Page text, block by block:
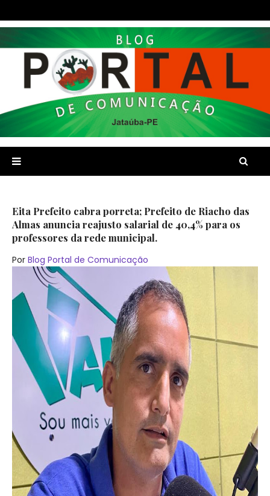
Eita Prefeito cabra porreta; Prefeito de Riacho das
Almas anuncia reajusto salarial de 40,4% para os
professores da rede municipal.
Por Blog Portal de Comunicação